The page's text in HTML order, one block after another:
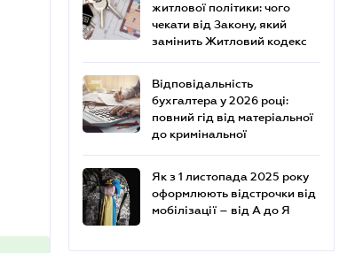
житлової політики: чого
чекати від Закону, який
замінить Житловий кодекс
Відповідальність
бухгалтера у 2026 році:
повний гід від матеріальної
до кримінальної
Як з 1 листопада 2025 року
оформлюють відстрочки від
мобілізації – від А до Я